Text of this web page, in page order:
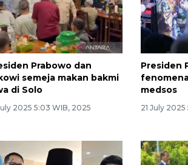
Prabowo dan
semeja makan bakmi
di Solo
2025 5:03 WIB, 2025
Presiden
medsos
21 July